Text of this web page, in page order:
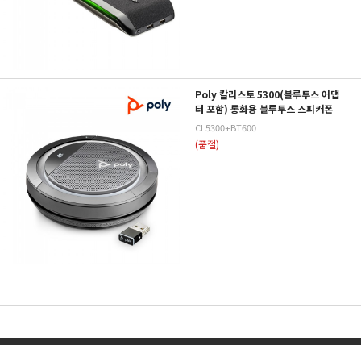
Poly 칼리스토 5300(블루투스 어댑
터 포함) 통화용 블루투스 스피커폰
CL5300+BT600
(품절)